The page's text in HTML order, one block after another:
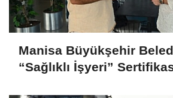
Manisa Büyükşehir
“Sağlıklı İşyeri”